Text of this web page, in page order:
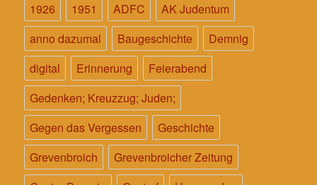
1926 1951 ADFC
AK Judentum
anno dazumal
Baugeschichte
Demnig
digital
Erinnerung
Feierabend
Gedenken; Kreuzzug; Juden;
Gegen das Vergessen
Geschichte
Grevenbroich
Grevenbroicher Zeitung